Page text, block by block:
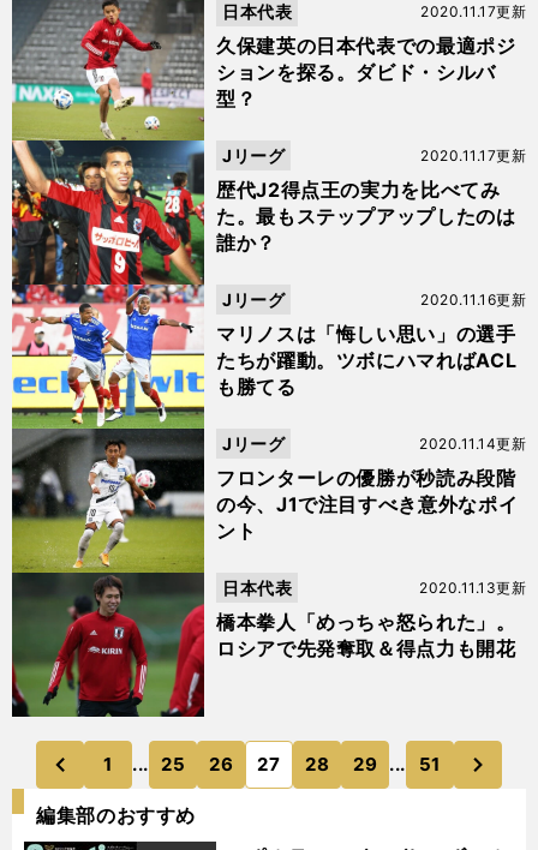
久保建英の日本代表での最適ポジ
ションを探る。ダビド・シルバ
型？
2020.11.17更新
日本代表
歴代J2得点王の実力を比べてみ
た。最もステップアップしたのは
誰か？
2020.11.17更新
Jリーグ
マリノスは「悔しい思い」の選手
たちが躍動。ツボにハマればACL
も勝てる
2020.11.16更新
Jリーグ
フロンターレの優勝が秒読み段階
の今、J1で注目すべき意外なポイ
ント
2020.11.14更新
Jリーグ
橋本拳人「めっちゃ怒られた」。
ロシアで先発奪取＆得点力も開花
2020.11.13更新
日本代表
前
1 ... 25 26 27 28 29 ... 51
のページへ
編集部のおすすめ